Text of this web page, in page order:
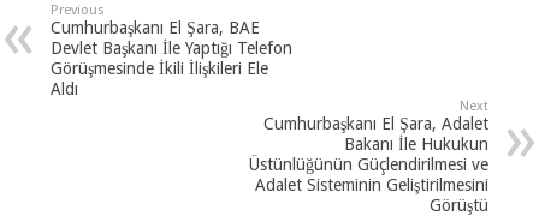
Previous
Cumhurbaşkanı El Şara, BAE
Devlet Başkanı İle Yaptığı Telefon
Görüşmesinde İkili İlişkileri Ele
Aldı
Next
Cumhurbaşkanı El Şara, Adalet
Bakanı İle Hukukun
Üstünlüğünün Güçlendirilmesi ve
Adalet Sisteminin Geliştirilmesini
Görüştü